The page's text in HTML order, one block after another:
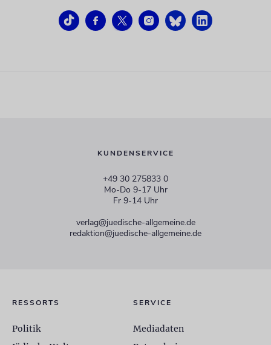
KUNDENSERVICE
+49 30 275833 0
Mo-Do 9-17 Uhr
Fr 9-14 Uhr
verlag@juedische-allgemeine.de
redaktion@juedische-allgemeine.de
RESSORTS
Politik
SERVICE
Mediadaten